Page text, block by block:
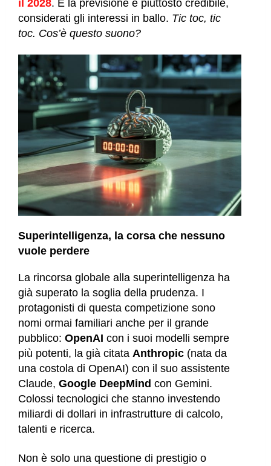
il 2028. E la previsione è piuttosto credibile,
considerati gli interessi in ballo. Tic toc, tic
toc. Cos’è questo suono?
Superintelligenza, la corsa che nessuno
vuole perdere
La rincorsa globale alla superintelligenza ha
già superato la soglia della prudenza. I
protagonisti di questa competizione sono
nomi ormai familiari anche per il grande
pubblico: OpenAI con i suoi modelli sempre
più potenti, la già citata Anthropic (nata da
una costola di OpenAI) con il suo assistente
Claude, Google DeepMind con Gemini.
Colossi tecnologici che stanno investendo
miliardi di dollari in infrastrutture di calcolo,
talenti e ricerca.
Non è solo una questione di prestigio o